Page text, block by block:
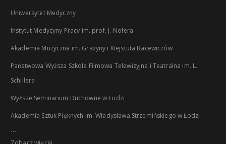
Uniwersytet Medyczny
Instytut Medycyny Pracy im. prof. J. Nofera
Akademia Muzyczna im. Grażyny i Kiejstuta Bacewiczów
Państwowa Wyższa Szkoła Filmowa Telewizyjna i Teatralna im. L.
Schillera
Wyższe Seminarium Duchowne w Łodzi
Akademia Sztuk Pięknych im. Władysława Strzemińskiego w Łodzi
...